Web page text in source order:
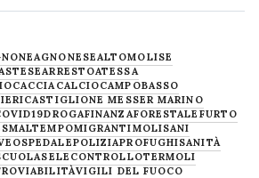
AGNONESEALTOMOLISE
ARRESTOATESSA
CACCIACALCIOCAMPOBASSO
CASTIGLIONE MESSER MARINO
DROGAFINANZAFORESTALE FURTO
MALTEMPOMIGRANTIMOLISANI
OSPEDALEPOLIZIAPROFUGHISANITÀ
SELECONTROLLOTERMOLI
VIABILITÀVIGILI DEL FUOCO